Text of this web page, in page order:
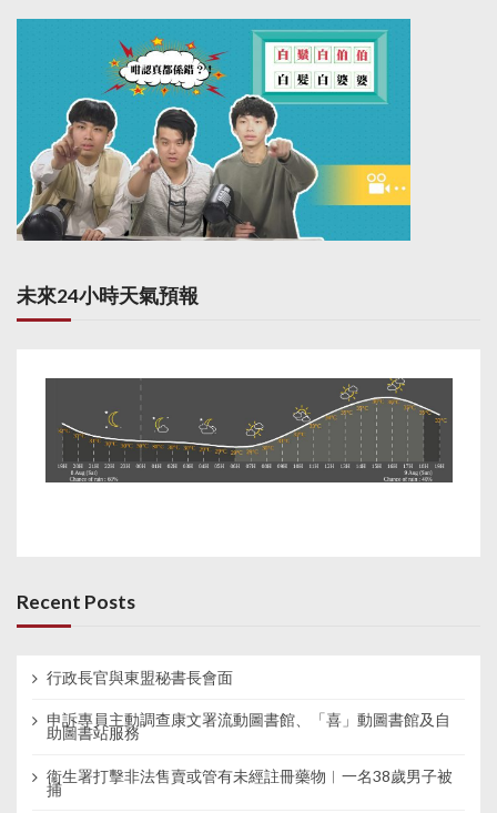
未來24小時天氣預報
Recent Posts
行政長官與東盟秘書長會面
申訴專員主動調查康文署流動圖書館、「喜」動圖書館及自
助圖書站服務
衞生署打擊非法售賣或管有未經註冊藥物︱一名38歲男子被
捕